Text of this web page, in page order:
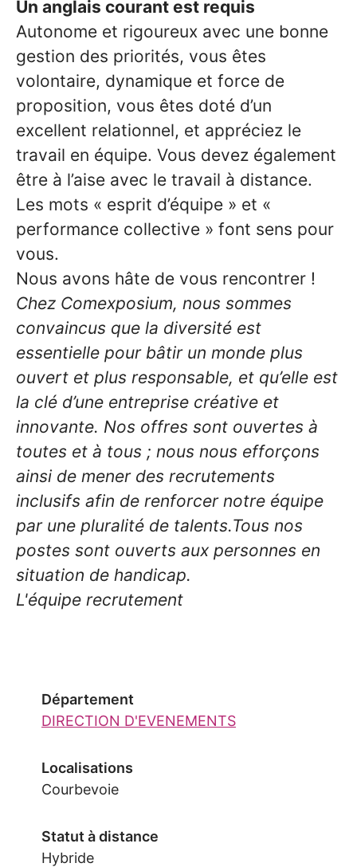
Un anglais courant est requis
Autonome et rigoureux avec une bonne
gestion des priorités, vous êtes
volontaire, dynamique et force de
proposition, vous êtes doté d’un
excellent relationnel, et appréciez le
travail en équipe. Vous devez également
être à l’aise avec le travail à distance.
Les mots « esprit d’équipe » et «
performance collective » font sens pour
vous.
Nous avons hâte de vous rencontrer !
Chez Comexposium, nous sommes
convaincus que la diversité est
essentielle pour bâtir un monde plus
ouvert et plus responsable, et qu’elle est
la clé d’une entreprise créative et
innovante. Nos offres sont ouvertes à
toutes et à tous ; nous nous efforçons
ainsi de mener des recrutements
inclusifs afin de renforcer notre équipe
par une pluralité de talents.Tous nos
postes sont ouverts aux personnes en
situation de handicap.
L'équipe recrutement
Département
DIRECTION D'EVENEMENTS
Localisations
Courbevoie
Statut à distance
Hybride